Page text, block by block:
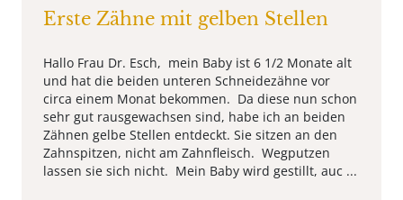
Erste Zähne mit gelben Stellen
Hallo Frau Dr. Esch, mein Baby ist 6 1/2 Monate alt
und hat die beiden unteren Schneidezähne vor
circa einem Monat bekommen. Da diese nun schon
sehr gut rausgewachsen sind, habe ich an beiden
Zähnen gelbe Stellen entdeckt. Sie sitzen an den
Zahnspitzen, nicht am Zahnfleisch. Wegputzen
lassen sie sich nicht. Mein Baby wird gestillt, auc ...